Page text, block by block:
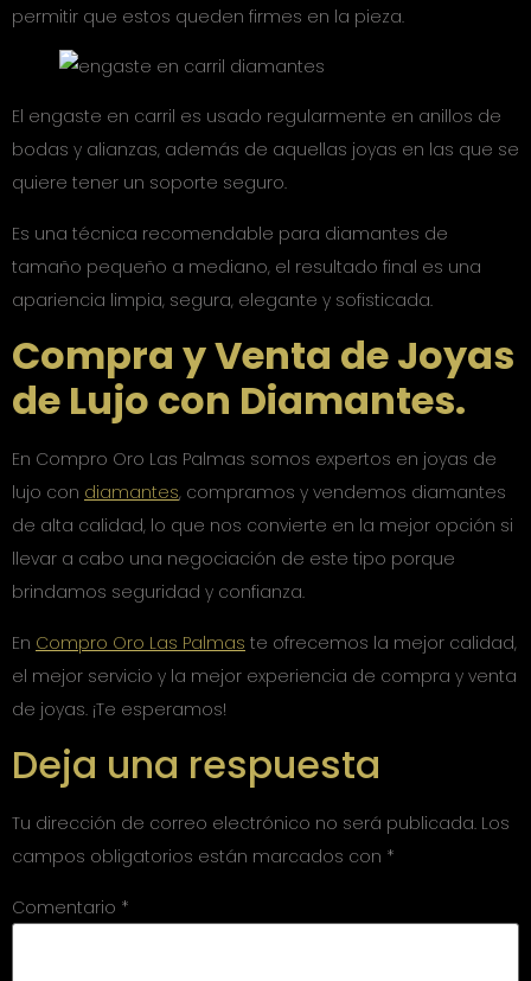
permitir que estos queden firmes en la pieza.
El engaste en carril es usado regularmente en anillos de
bodas y alianzas, además de aquellas joyas en las que se
quiere tener un soporte seguro.
Es una técnica recomendable para diamantes de
tamaño pequeño a mediano, el resultado final es una
apariencia limpia, segura, elegante y sofisticada.
Compra y Venta de Joyas
de Lujo con Diamantes.
En Compro Oro Las Palmas somos expertos en joyas de
lujo con diamantes, compramos y vendemos diamantes
de alta calidad, lo que nos convierte en la mejor opción si
llevar a cabo una negociación de este tipo porque
brindamos seguridad y confianza.
En Compro Oro Las Palmas te ofrecemos la mejor calidad,
el mejor servicio y la mejor experiencia de compra y venta
de joyas. ¡Te esperamos!
Deja una respuesta
Tu dirección de correo electrónico no será publicada. Los
campos obligatorios están marcados con *
Comentario *